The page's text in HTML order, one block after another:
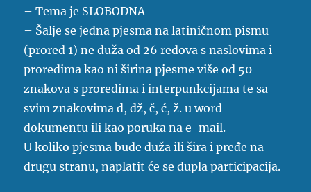
– Tema je SLOBODNA
– Šalje se jedna pjesma na latiničnom pismu
(prored 1) ne duža od 26 redova s naslovima i
proredima kao ni širina pjesme više od 50
znakova s proredima i interpunkcijama te sa
svim znakovima đ, dž, č, ć, ž. u word
dokumentu ili kao poruka na e-mail.
U koliko pjesma bude duža ili šira i pređe na
drugu stranu, naplatit će se dupla participacija.